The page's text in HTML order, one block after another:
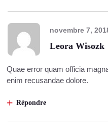
novembre 7,
Leora Wisozk
Quae error quam officia
enim recusandae dolore.
Répondre